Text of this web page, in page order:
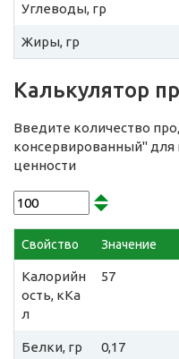
Углеводы, гр
Жиры, гр
Калькулятор
Введите количество
консервированный"
ценности
Свойство Значение
Калорийн
ость, кКа
л
57
Белки, гр 0,17